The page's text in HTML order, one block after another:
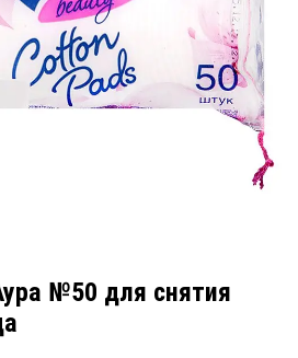
№50 для снятия